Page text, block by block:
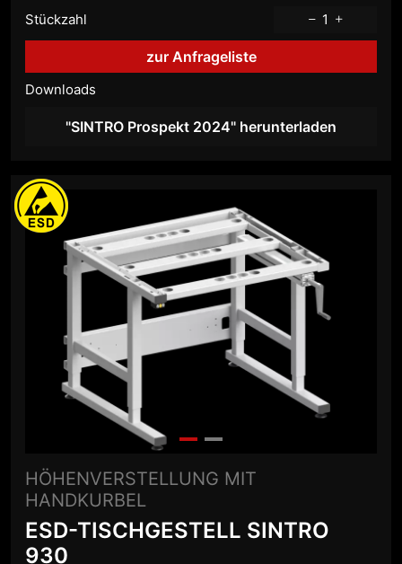
Stückzahl 1
zur Anfrageliste
Downloads
"SINTRO Prospekt 2024" herunterladen
HÖHENVERSTELLUNG MIT
HANDKURBEL
ESD-TISCHGESTELL SINTRO
930